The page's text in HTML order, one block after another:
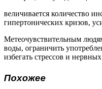
величивается количество
гипертонических кризов,
Метеочувствительным
воды, ограничить
избегать стрессов и
Похожее